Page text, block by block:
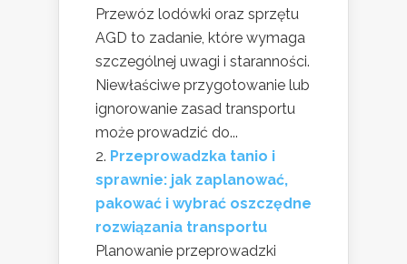
Przewóz lodówki oraz sprzętu
AGD to zadanie, które wymaga
szczególnej uwagi i staranności.
Niewłaściwe przygotowanie lub
ignorowanie zasad transportu
może prowadzić do...
Przeprowadzka tanio i
sprawnie: jak zaplanować,
pakować i wybrać oszczędne
rozwiązania transportu
Planowanie przeprowadzki